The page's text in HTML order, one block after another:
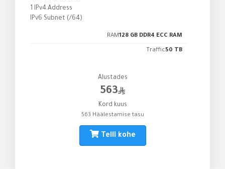
1 IPv4 Address
IPv6 Subnet (/64)
RAM128 GB DDR4 ECC RAM
Traffic50 TB
Alustades
563
Kord kuus
563 Häälestamise tasu
Telli kohe